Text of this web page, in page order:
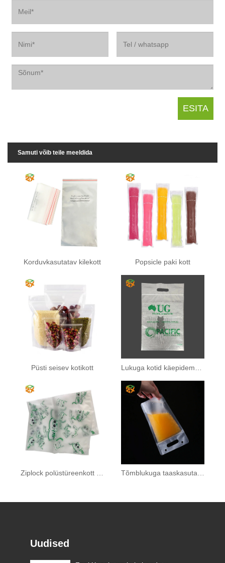
Samuti võib teile meeldida
Korduvkasutatav kilekott Popsicle paki kott
Püsti seisev kotikott
Ziplock polüstüreenkott teie logoga Tõmblukuga taaskasutatud mahlakott
Uudised